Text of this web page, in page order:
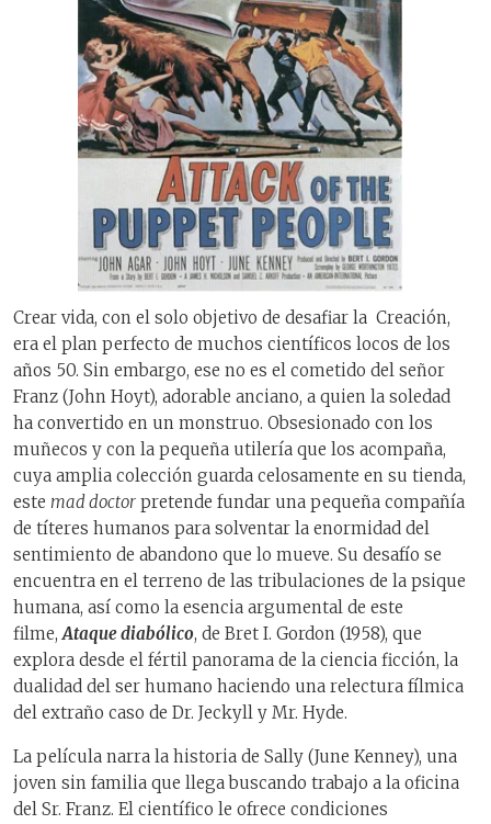
Crear vida, con el solo objetivo de desafiar la Creación,
era el plan perfecto de muchos científicos locos de los
años 50. Sin embargo, ese no es el cometido del señor
Franz (John Hoyt), adorable anciano, a quien la soledad
ha convertido en un monstruo. Obsesionado con los
muñecos y con la pequeña utilería que los acompaña,
cuya amplia colección guarda celosamente en su tienda,
este mad doctor pretende fundar una pequeña compañía
de títeres humanos para solventar la enormidad del
sentimiento de abandono que lo mueve. Su desafío se
encuentra en el terreno de las tribulaciones de la psique
humana, así como la esencia argumental de este
filme, Ataque diabólico, de Bret I. Gordon (1958), que
explora desde el fértil panorama de la ciencia ficción, la
dualidad del ser humano haciendo una relectura fílmica
del extraño caso de Dr. Jeckyll y Mr. Hyde.
La película narra la historia de Sally (June Kenney), una
joven sin familia que llega buscando trabajo a la oficina
del Sr. Franz. El científico le ofrece condiciones